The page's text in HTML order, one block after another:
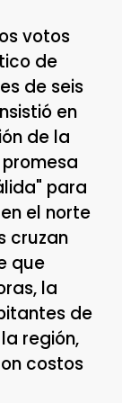
votos
de
de seis
en
de la
para
el norte
cruzan
que
la
de
región,
costos